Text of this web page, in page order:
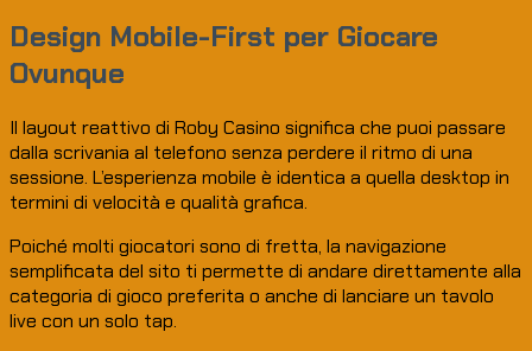
Design Mobile-First per Giocare
Ovunque
Il layout reattivo di Roby Casino significa che puoi passare
dalla scrivania al telefono senza perdere il ritmo di una
sessione. L’esperienza mobile è identica a quella desktop in
termini di velocità e qualità grafica.
Poiché molti giocatori sono di fretta, la navigazione
semplificata del sito ti permette di andare direttamente alla
categoria di gioco preferita o anche di lanciare un tavolo
live con un solo tap.